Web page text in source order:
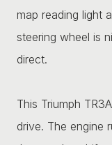
map reading light
steering wheel is
direct.
This Triumph
drive. The engine